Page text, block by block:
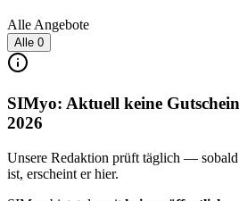
Alle Angebote
Alle 0
SIMyo: Aktuell keine
2026
Unsere Redaktion prüft täglich —
ist, erscheint er hier.